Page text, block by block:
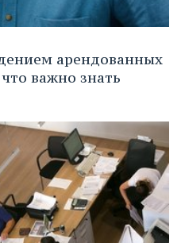
арендованных
важно знать